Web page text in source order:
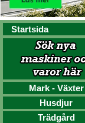
Startsida
Mark - Växter
Husdjur
Trädgård